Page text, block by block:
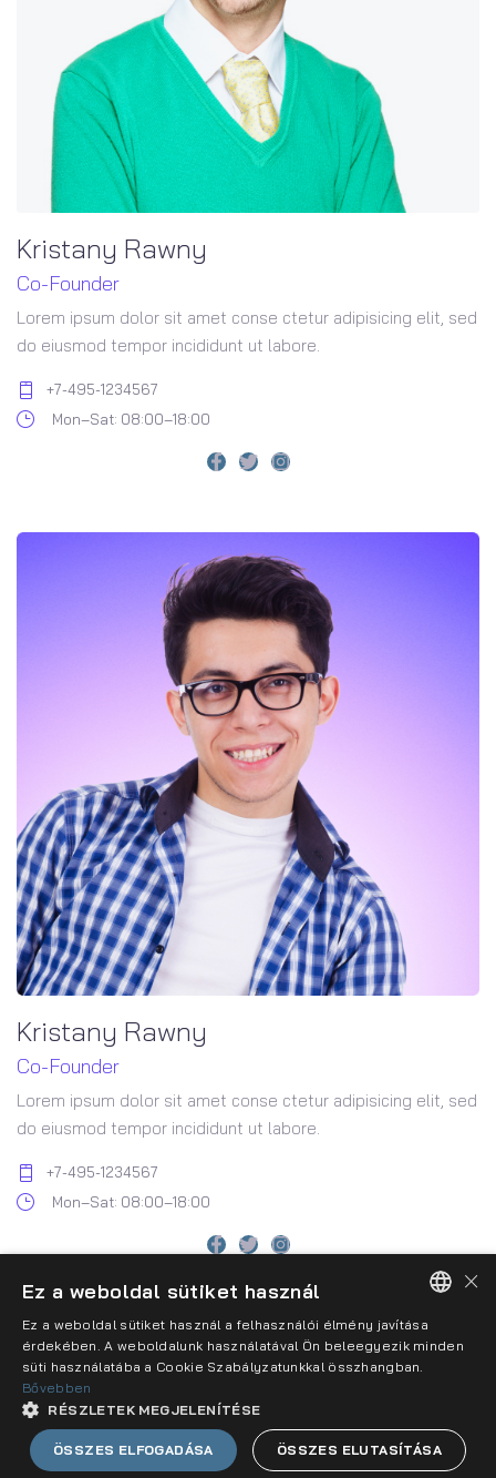
Kristany Rawny
Co-Founder
Lorem ipsum dolor sit amet conse ctetur adipisicing elit, sed
do eiusmod tempor incididunt ut labore.
+7-495-1234567
Mon–Sat: 08:00–18:00
Kristany Rawny
Co-Founder
Lorem ipsum dolor sit amet conse ctetur adipisicing elit, sed
do eiusmod tempor incididunt ut labore.
+7-495-1234567
Mon–Sat: 08:00–18:00
Impresszum Adatkezelési szabályzat
Cookie szabályzat Karrier
HUNGARIAN
ENGLISH
×
Ez a weboldal sütiket használ
Ez a weboldal sütiket használ a felhasználói élmény javítása
érdekében. A weboldalunk használatával Ön beleegyezik minden
süti használatába a Cookie Szabályzatunkkal összhangban.
Bővebben
RÉSZLETEK MEGJELENÍTÉSE
ÖSSZES ELFOGADÁSA ÖSSZES ELUTASÍTÁSA